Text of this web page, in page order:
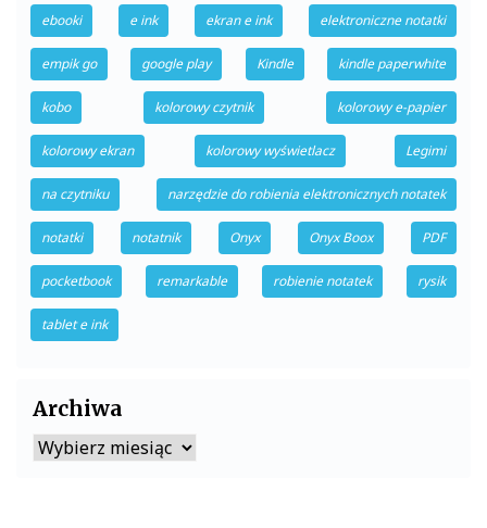
ebooki e ink ekran e ink elektroniczne notatki
empik go google play Kindle kindle paperwhite
kobo kolorowy czytnik kolorowy e-papier
kolorowy ekran kolorowy wyświetlacz Legimi
na czytniku narzędzie do robienia elektronicznych notatek
notatki notatnik Onyx Onyx Boox PDF
pocketbook remarkable robienie notatek rysik
tablet e ink
Archiwa
Archiwa